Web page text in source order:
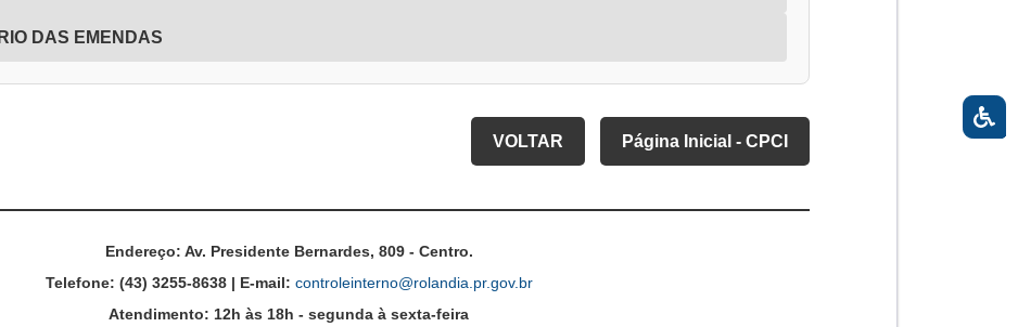
DAS EMENDAS
VOLTAR Página Inicial - CPCI
Endereço: Av. Presidente Bernardes, 809 - Centro.
Telefone: (43) 3255-8638 | E-mail: controleinterno@rolandia.pr.gov.br
Atendimento: 12h às 18h - segunda à sexta-feira